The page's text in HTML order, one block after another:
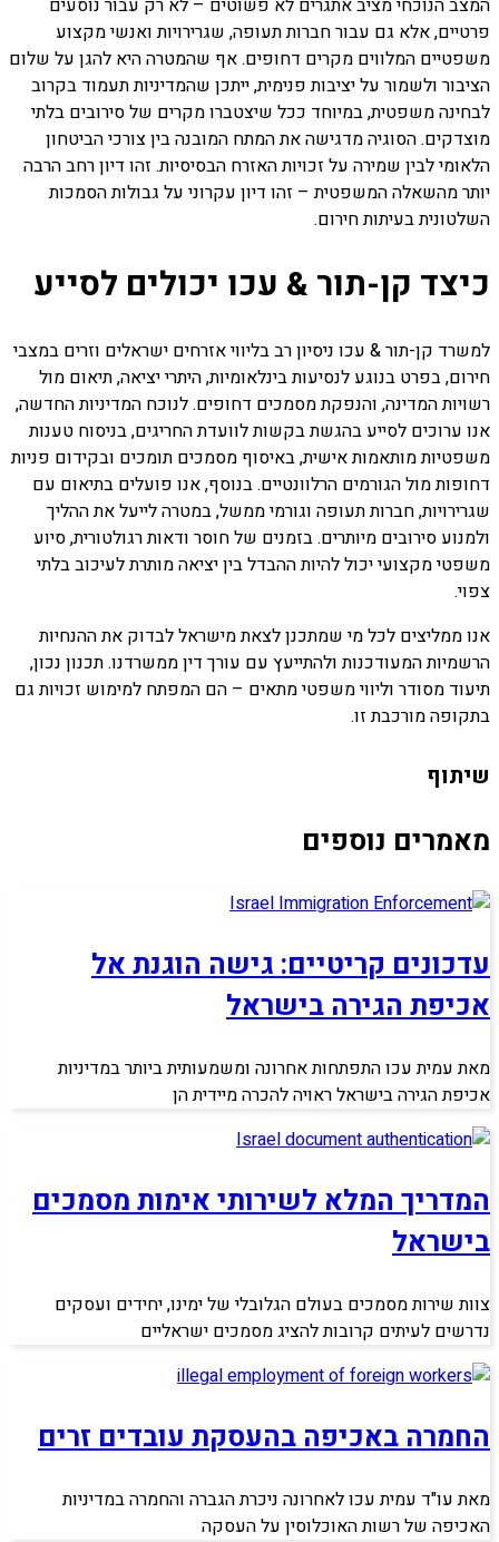
המצב הנוכחי מציב אתגרים לא פשוטים – לא רק עבור נוסעים
פרטיים, אלא גם עבור חברות תעופה, שגרירויות ואנשי מקצוע
משפטיים המלווים מקרים דחופים. אף שהמטרה היא להגן על שלום
הציבור ולשמור על יציבות פנימית, ייתכן שהמדיניות תעמוד בקרוב
לבחינה משפטית, במיוחד ככל שיצטברו מקרים של סירובים בלתי
מוצדקים. הסוגיה מדגישה את המתח המובנה בין צורכי הביטחון
הלאומי לבין שמירה על זכויות האזרח הבסיסיות. זהו דיון רחב הרבה
יותר מהשאלה המשפטית – זהו דיון עקרוני על גבולות הסמכות
השלטונית בעיתות חירום.
כיצד קן-תור & עכו יכולים לסייע
למשרד קן-תור & עכו ניסיון רב בליווי אזרחים ישראלים וזרים במצבי
חירום, בפרט בנוגע לנסיעות בינלאומיות, היתרי יציאה, תיאום מול
רשויות המדינה, והנפקת מסמכים דחופים. לנוכח המדיניות החדשה,
אנו ערוכים לסייע בהגשת בקשות לוועדת החריגים, בניסוח טענות
משפטיות מותאמות אישית, באיסוף מסמכים תומכים ובקידום פניות
דחופות מול הגורמים הרלוונטיים. בנוסף, אנו פועלים בתיאום עם
שגרירויות, חברות תעופה וגורמי ממשל, במטרה לייעל את ההליך
ולמנוע סירובים מיותרים. בזמנים של חוסר ודאות רגולטורית, סיוע
משפטי מקצועי יכול להיות ההבדל בין יציאה מותרת לעיכוב בלתי
צפוי.
אנו ממליצים לכל מי שמתכנן לצאת מישראל לבדוק את ההנחיות
הרשמיות המעודכנות ולהתייעץ עם עורך דין ממשרדנו. תכנון נכון,
תיעוד מסודר וליווי משפטי מתאים – הם המפתח למימוש זכויות גם
בתקופה מורכבת זו.
שיתוף
מאמרים נוספים
עדכונים קריטיים: גישה הוגנת אל
אכיפת הגירה בישראל
מאת עמית עכו התפתחות אחרונה ומשמעותית ביותר במדיניות
אכיפת הגירה בישראל ראויה להכרה מיידית הן
המדריך המלא לשירותי אימות מסמכים
בישראל
צוות שירות מסמכים בעולם הגלובלי של ימינו, יחידים ועסקים
נדרשים לעיתים קרובות להציג מסמכים ישראליים
החמרה באכיפה בהעסקת עובדים זרים
מאת עו"ד עמית עכו לאחרונה ניכרת הגברה והחמרה במדיניות
האכיפה של רשות האוכלוסין על העסקה